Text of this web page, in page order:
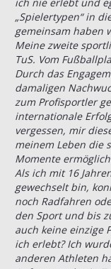
„Spielertypen“ in
gemeinsam haben
Meine zweite
TuS. Vom
Durch das
damaligen
zum Profisportler
internationale
vergessen, mir
meinem Leben die
Momente
Als ich mit 16
gewechselt bin,
noch Radfahren
den Sport und bis
auch keine einzige
ich erlebt? Ich
anderen Athleten